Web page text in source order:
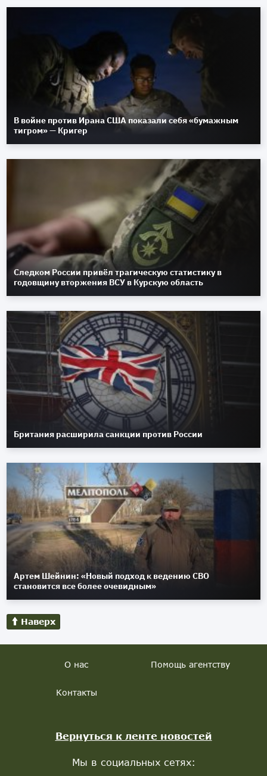
В войне против Ирана США показали себя «бумажным
тигром» — Кригер
Следком России привёл трагическую статистику в
годовщину вторжения ВСУ в Курскую область
Британия расширила санкции против России
Артем Шейнин: «Новый подход к ведению СВО
становится все более очевидным»
Наверх
О нас Помощь агентству
Контакты
Вернуться к ленте новостей
Мы в социальных сетях: